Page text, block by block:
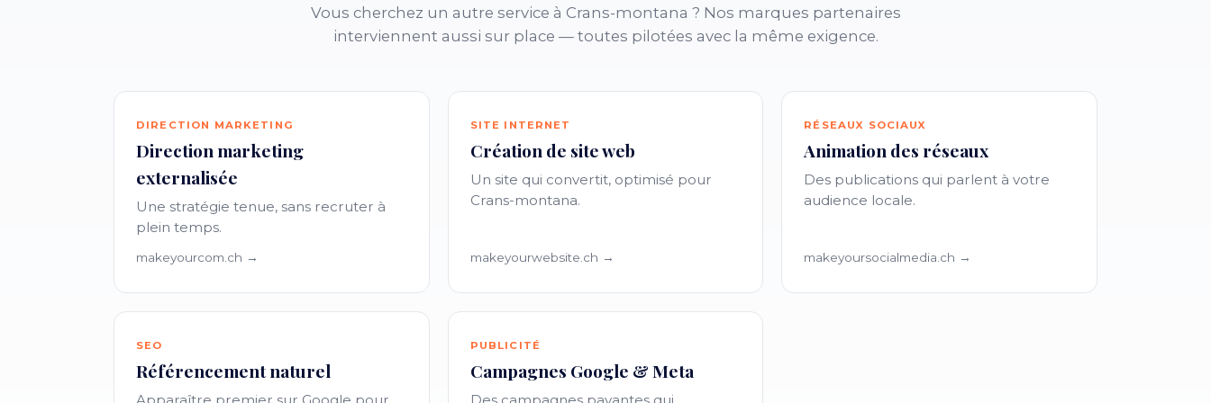
Vous cherchez un autre service à Crans-montana ? Nos marques partenaires
interviennent aussi sur place — toutes pilotées avec la même exigence.
DIRECTION MARKETING
Direction marketing
externalisée
Une stratégie tenue, sans recruter à
plein temps.
makeyourcom.ch →
SITE INTERNET
Création de site web
Un site qui convertit, optimisé pour
Crans-montana.
makeyourwebsite.ch →
RÉSEAUX SOCIAUX
Animation des réseaux
Des publications qui parlent à votre
audience locale.
makeyoursocialmedia.ch →
SEO
Référencement naturel
PUBLICITÉ
Campagnes Google & Meta